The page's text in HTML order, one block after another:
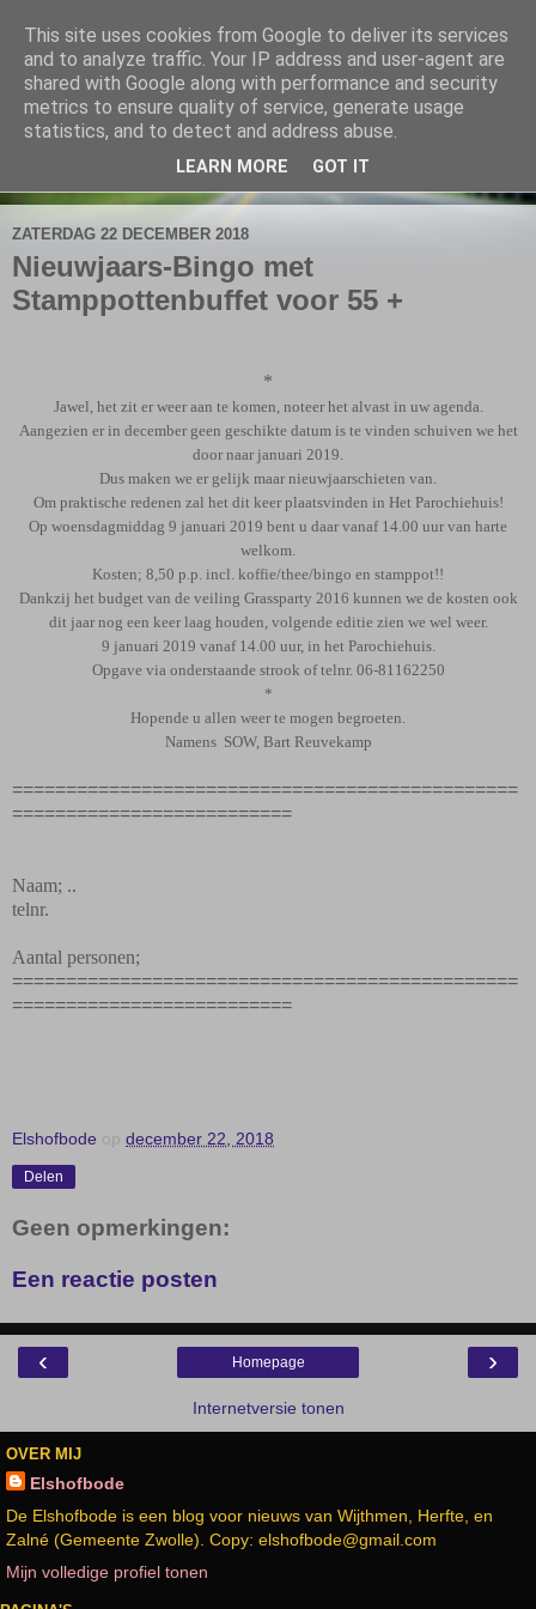
De Elshofbode
Nieuws uit Wijthmen, Herfte en Zalné.
ZATERDAG 22 DECEMBER 2018
Nieuwjaars-Bingo met
Stamppottenbuffet voor 55 +
*
Jawel, het zit er weer aan te komen, noteer het alvast in uw agenda.
Aangezien er in december geen geschikte datum is te vinden schuiven we het
door naar januari 2019.
Dus maken we er gelijk maar nieuwjaarschieten van.
Om praktische redenen zal het dit keer plaatsvinden in Het Parochiehuis!
Op woensdagmiddag 9 januari 2019 bent u daar vanaf 14.00 uur van harte
welkom.
Kosten; 8,50 p.p. incl. koffie/thee/bingo en stamppot!!
Dankzij het budget van de veiling Grassparty 2016 kunnen we de kosten ook
dit jaar nog een keer laag houden, volgende editie zien we wel weer.
9 januari 2019 vanaf 14.00 uur, in het Parochiehuis.
Opgave via onderstaande strook of telnr. 06-81162250
*
Hopende u allen weer te mogen begroeten.
Namens SOW, Bart Reuvekamp
===============================================
==========================
Naam; ..
telnr.
Aantal personen;
===============================================
==========================
Elshofbode op december 22, 2018
Delen
Geen opmerkingen:
Een reactie posten
‹ ›
Homepage
Internetversie tonen
OVER MIJ
Elshofbode
De Elshofbode is een blog voor nieuws van Wijthmen, Herfte, en
Zalné (Gemeente Zwolle). Copy: elshofbode@gmail.com
Mijn volledige profiel tonen
This site uses cookies from Google to deliver its services
and to analyze traffic. Your IP address and user-agent are
shared with Google along with performance and security
metrics to ensure quality of service, generate usage
statistics, and to detect and address abuse.
LEARN MORE GOT IT